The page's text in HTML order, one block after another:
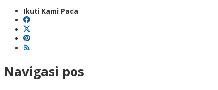
Ikuti Kami Pada
Navigasi pos